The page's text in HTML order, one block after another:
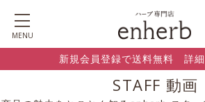
MENU
新規会員登録で送料無料 詳
STAFF 動画